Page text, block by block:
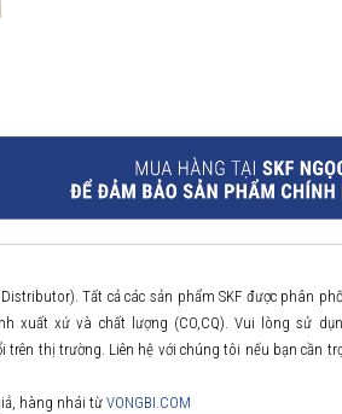
Tất cả các sản phẩm SKF được phân
xuất xứ và chất lượng (CO,CQ). Vui lòng sử
thị trường. Liên hệ với chúng tôi nếu bạn cần
hàng nhái từ VONGBI.COM